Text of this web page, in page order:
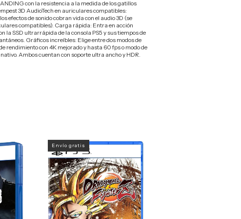
con la resistencia a la medida de los gatillos
3D AudioTech en auriculares compatibles:
efectos de sonido cobran vida con el audio 3D (se
compatibles). Carga rápida: Entra en acción
la SSD ultrarrápida de la consola PS5 y sus tiempos de
Gráficos increíbles: Elige entre dos modos de
rendimiento con 4K mejorado y hasta 60 fps o modo de
Ambos cuentan con soporte ultra ancho y HDR.
Envío gratis